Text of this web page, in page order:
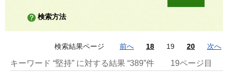
検索方法
検索結果ページ 前へ 18 19 20 次へ
キーワード “堅持” に対する結果 “389”件 19ページ目